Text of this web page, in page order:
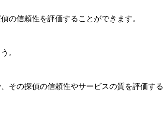
の信頼性を評価することができます。
。
その探偵の信頼性やサービスの質を評価する